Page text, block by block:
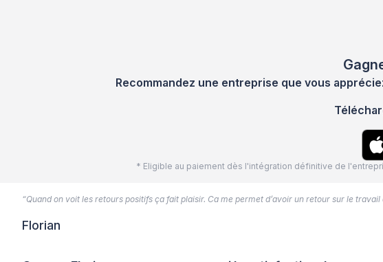
Recommandez une entreprise que vous
* Eligible au paiement dès l'intégration définitive de
“Quand on voit les retours positifs ça fait plaisir. Ca me permet d’avoir un retour sur le
Florian